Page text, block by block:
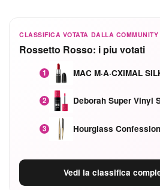
CLASSIFICA VOTATA DALLA COMMUNITY
Rossetto Rosso: i piu votati
1
2 Deborah Super Vinyl
3
Vedi la classifica